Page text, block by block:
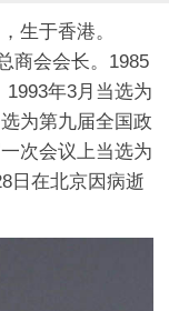
生于香港。
商会会长。1985
年3月当选为
为第九届全国政
次会议上当选为
日在北京因病逝